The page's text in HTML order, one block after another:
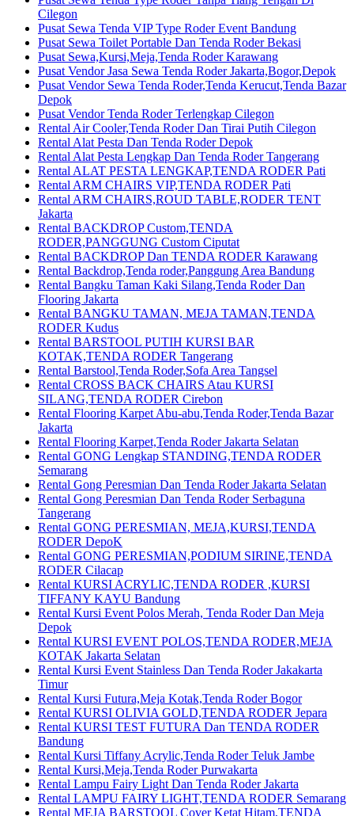
Cilegon
Pusat Sewa Tenda VIP Type Roder Event Bandung
Pusat Sewa Toilet Portable Dan Tenda Roder Bekasi
Pusat Sewa,Kursi,Meja,Tenda Roder Karawang
Pusat Vendor Jasa Sewa Tenda Roder Jakarta,Bogor,Depok
Pusat Vendor Sewa Tenda Roder,Tenda Kerucut,Tenda Bazar
Depok
Pusat Vendor Tenda Roder Terlengkap Cilegon
Rental Air Cooler,Tenda Roder Dan Tirai Putih Cilegon
Rental Alat Pesta Dan Tenda Roder Depok
Rental Alat Pesta Lengkap Dan Tenda Roder Tangerang
Rental ALAT PESTA LENGKAP,TENDA RODER Pati
Rental ARM CHAIRS VIP,TENDA RODER Pati
Rental ARM CHAIRS,ROUD TABLE,RODER TENT
Jakarta
Rental BACKDROP Custom,TENDA
RODER,PANGGUNG Custom Ciputat
Rental BACKDROP Dan TENDA RODER Karawang
Rental Backdrop,Tenda roder,Panggung Area Bandung
Rental Bangku Taman Kaki Silang,Tenda Roder Dan
Flooring Jakarta
Rental BANGKU TAMAN, MEJA TAMAN,TENDA
RODER Kudus
Rental BARSTOOL PUTIH KURSI BAR
KOTAK,TENDA RODER Tangerang
Rental Barstool,Tenda Roder,Sofa Area Tangsel
Rental CROSS BACK CHAIRS Atau KURSI
SILANG,TENDA RODER Cirebon
Rental Flooring Karpet Abu-abu,Tenda Roder,Tenda Bazar
Jakarta
Rental Flooring Karpet,Tenda Roder Jakarta Selatan
Rental GONG Lengkap STANDING,TENDA RODER
Semarang
Rental Gong Peresmian Dan Tenda Roder Jakarta Selatan
Rental Gong Peresmian Dan Tenda Roder Serbaguna
Tangerang
Rental GONG PERESMIAN, MEJA,KURSI,TENDA
RODER DepoK
Rental GONG PERESMIAN,PODIUM SIRINE,TENDA
RODER Cilacap
Rental KURSI ACRYLIC,TENDA RODER ,KURSI
TIFFANY KAYU Bandung
Rental Kursi Event Polos Merah, Tenda Roder Dan Meja
Depok
Rental KURSI EVENT POLOS,TENDA RODER,MEJA
KOTAK Jakarta Selatan
Rental Kursi Event Stainless Dan Tenda Roder Jakakarta
Timur
Rental Kursi Futura,Meja Kotak,Tenda Roder Bogor
Rental KURSI OLIVIA GOLD,TENDA RODER Jepara
Rental KURSI TEST FUTURA Dan TENDA RODER
Bandung
Rental Kursi Tiffany Acrylic,Tenda Roder Teluk Jambe
Rental Kursi,Meja,Tenda Roder Purwakarta
Rental Lampu Fairy Light Dan Tenda Roder Jakarta
Rental LAMPU FAIRY LIGHT,TENDA RODER Semarang
Rental MEJA BARSTOOL Cover Ketat Hitam,TENDA